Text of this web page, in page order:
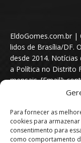
Para fornecer as
cookies para
consentimento para
como comportamento
EldoGomes.com.br
lidos de Brasília/DF.
desde 2014.
a Política no Distrito
mensais. [Email]: